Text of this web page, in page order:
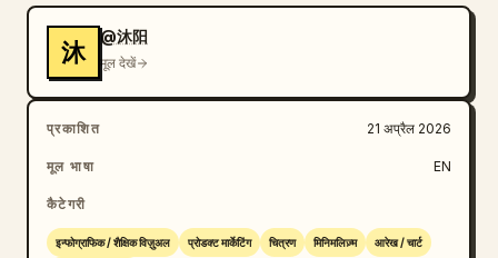
स्रोत","position":"mid upper
right","count":6,"labels":["मिनिमलिस्ट सफेद
आर्किटेक्चरल आर्च","गोल्डन रिट्रीवर प्रोफाइल फोटो","घुमावदार
आर्च ब्लॉक कंपोजिशन","हरी पत्ती का क्लोज-अप","गहरे हरे रंग
का मटेरियल स्क्वायर","हल्के लकड़ी के टेक्सचर का स्क्वायर"]},
{"title":"क्रिएटिव फिलॉसफी","position":"middle
प्रतीकात्मक अर्थ","ब्रांड पोजिशनिंग सेवाएं","रंग मनोविज्ञान और
रणनीति","स्केलेबिलिटी और अनुकूलन क्षमता"]},
沐
@沐阳
मूल देखें
प्रकाशित 21 अप्रैल 2026
मूल भाषा EN
कैटेगरी
इन्फोग्राफिक / शैक्षिक विज़ुअल प्रोडक्ट मार्केटिंग चित्रण मिनिमलिज़्म आरेख / चार्ट